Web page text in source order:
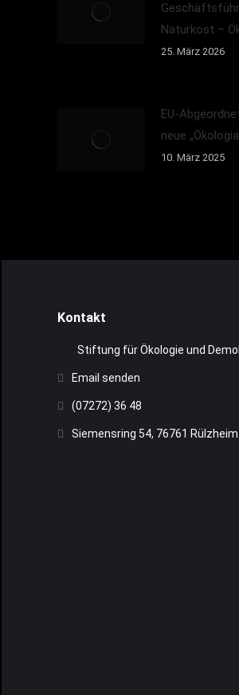
Naturkost –
25. März 2026
EU-
neue
10. März 2025
Kontakt
Stiftung für Ökologie und
Email senden
(07272) 36 48
Siemensring 54, 76761 Rülzheim